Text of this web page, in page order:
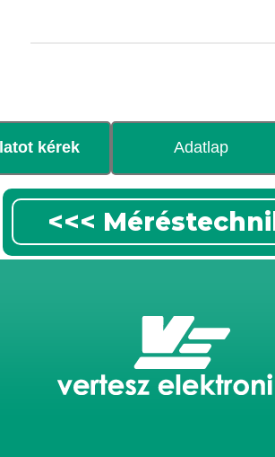
kérek Adatlap
<<<